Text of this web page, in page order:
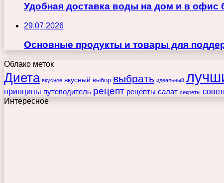
Удобная доставка воды на дом и в офис
29.07.2026
Основные продукты и товары для
Облако меток
Диета вкусное вкусный выбор выбрать идеальный
принципы путеводитель рецепт рецепты салат секреты
Интересное